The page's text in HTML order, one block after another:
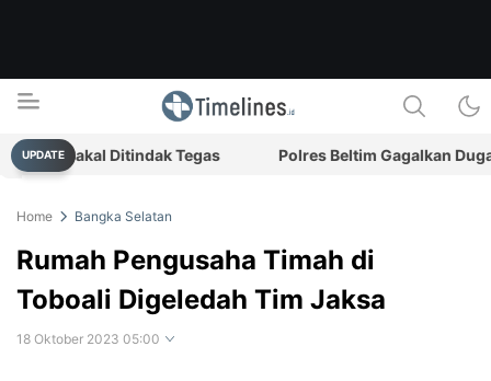
Timelines.id
Media Literasi, Sejarah & Budaya
UPDATE
Bakal Ditindak Tegas Polres Beltim Gagalkan Dugaan
Home Bangka Selatan
Rumah Pengusaha Timah di
Toboali Digeledah Tim Jaksa
18 Oktober 2023 05:00